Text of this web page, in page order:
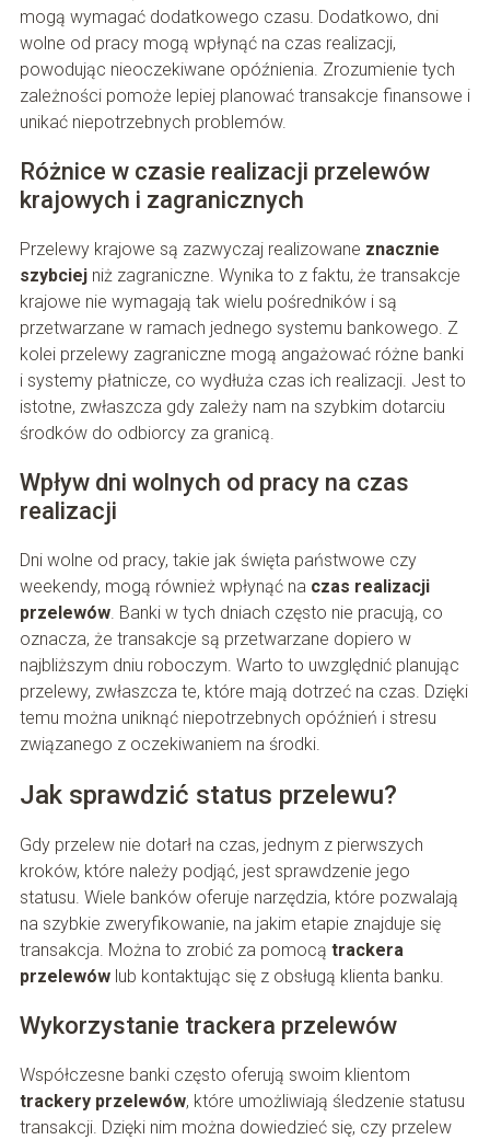
mogą wymagać dodatkowego czasu. Dodatkowo, dni
wolne od pracy mogą wpłynąć na czas realizacji,
powodując nieoczekiwane opóźnienia. Zrozumienie tych
zależności pomoże lepiej planować transakcje finansowe i
unikać niepotrzebnych problemów.
Różnice w czasie realizacji przelewów
krajowych i zagranicznych
Przelewy krajowe są zazwyczaj realizowane znacznie
szybciejniż zagraniczne. Wynika to z faktu, że transakcje
krajowe nie wymagają tak wielu pośredników i są
przetwarzane w ramach jednego systemu bankowego. Z
kolei przelewy zagraniczne mogą angażować różne banki
i systemy płatnicze, co wydłuża czas ich realizacji. Jest to
istotne, zwłaszcza gdy zależy nam na szybkim dotarciu
środków do odbiorcy za granicą.
Wpływ dni wolnych od pracy na czas
realizacji
Dni wolne od pracy, takie jak święta państwowe czy
weekendy, mogą również wpłynąć na czas realizacji
przelewów. Banki w tych dniach często nie pracują, co
oznacza, że transakcje są przetwarzane dopiero w
najbliższym dniu roboczym. Warto to uwzględnić planując
przelewy, zwłaszcza te, które mają dotrzeć na czas. Dzięki
temu można uniknąć niepotrzebnych opóźnień i stresu
związanego z oczekiwaniem na środki.
Jak sprawdzić status przelewu?
Gdy przelew nie dotarł na czas, jednym z pierwszych
kroków, które należy podjąć, jest sprawdzenie jego
statusu. Wiele banków oferuje narzędzia, które pozwalają
na szybkie zweryfikowanie, na jakim etapie znajduje się
transakcja. Można to zrobić za pomocą trackera
przelewówlub kontaktując się z obsługą klienta banku.
Wykorzystanie trackera przelewów
Współczesne banki często oferują swoim klientom
trackery przelewów, które umożliwiają śledzenie statusu
transakcji. Dzięki nim można dowiedzieć się, czy przelew